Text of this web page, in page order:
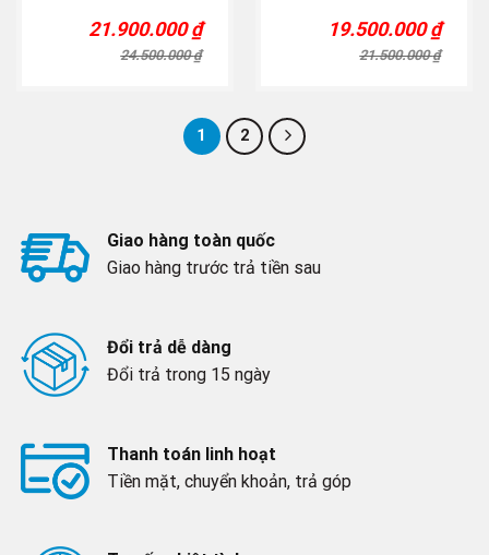
24.500.000₫
Original
price
was:
21.900.000₫
Current
price
is:
21.500.000₫
Original
price
was:
19.500.000₫
Current
price
is:
1 2
Giao hàng toàn quốc
Giao hàng trước trả tiền sau
Đổi trả dễ dàng
Đổi trả trong 15 ngày
Thanh toán linh hoạt
Tiền mặt, chuyển khoản, trả góp